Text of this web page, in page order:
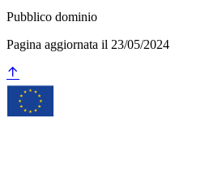
Pubblico dominio
Pagina aggiornata il 23/05/2024